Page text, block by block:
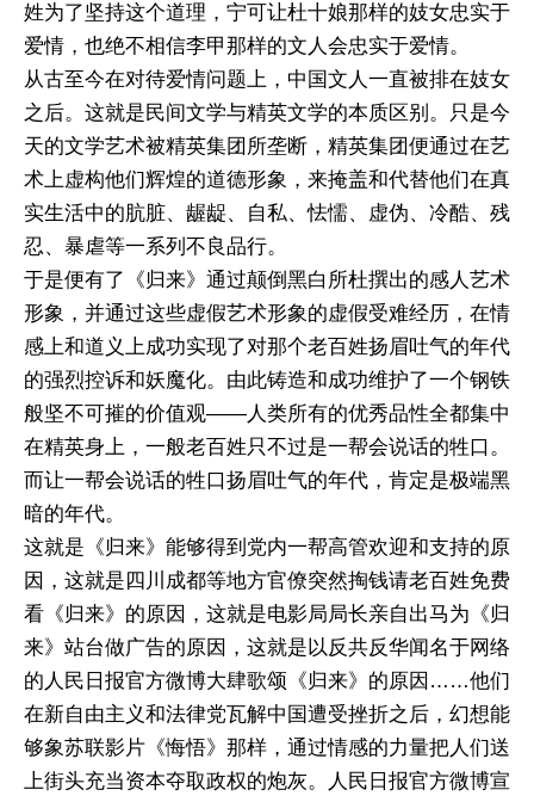
姓为了坚持这个道理，宁可让杜十娘那样的妓女忠实于
爱情，也绝不相信李甲那样的文人会忠实于爱情。
从古至今在对待爱情问题上，中国文人一直被排在妓女
之后。这就是民间文学与精英文学的本质区别。只是今
天的文学艺术被精英集团所垄断，精英集团便通过在艺
术上虚构他们辉煌的道德形象，来掩盖和代替他们在真
实生活中的肮脏、龌龊、自私、怯懦、虚伪、冷酷、残
忍、暴虐等一系列不良品行。
于是便有了《归来》通过颠倒黑白所杜撰出的感人艺术
形象，并通过这些虚假艺术形象的虚假受难经历，在情
感上和道义上成功实现了对那个老百姓扬眉吐气的年代
的强烈控诉和妖魔化。由此铸造和成功维护了一个钢铁
般坚不可摧的价值观——人类所有的优秀品性全都集中
在精英身上，一般老百姓只不过是一帮会说话的牲口。
而让一帮会说话的牲口扬眉吐气的年代，肯定是极端黑
暗的年代。
这就是《归来》能够得到党内一帮高管欢迎和支持的原
因，这就是四川成都等地方官僚突然掏钱请老百姓免费
看《归来》的原因，这就是电影局局长亲自出马为《归
来》站台做广告的原因，这就是以反共反华闻名于网络
的人民日报官方微博大肆歌颂《归来》的原因……他们
在新自由主义和法律党瓦解中国遭受挫折之后，幻想能
够象苏联影片《悔悟》那样，通过情感的力量把人们送
上街头充当资本夺取政权的炮灰。人民日报官方微博宣